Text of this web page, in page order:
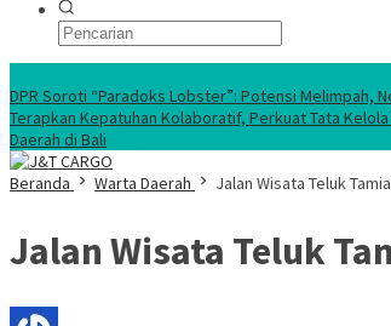
DPR Soroti “Paradoks Lobster”: Potensi Melimpah,
Terapkan Kepatuhan Kolaboratif, Perkuat Tata Kelola
Daerah di Bali
Beranda
Warta Daerah Jalan Wisata Teluk
Jalan Wisata Teluk